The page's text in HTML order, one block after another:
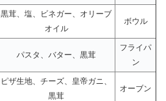
黒茸、塩、ビネガー、オリーブ
オイル
ボウル
パスタ、バター、黒茸
フライパ
ン
ピザ生地、チーズ、皇帝ガニ、
黒茸
オーブン